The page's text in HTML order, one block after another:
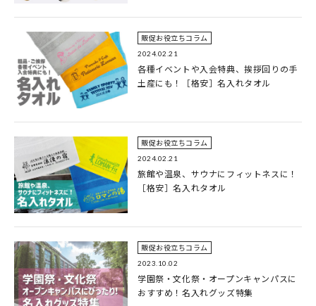
2024.02.21
販促お役立ちコラム
各種イベントや入会特典、挨拶回りの手
土産にも！［格安］名入れタオル
2024.02.21
販促お役立ちコラム
旅館や温泉、サウナにフィットネスに！
［格安］名入れタオル
2023.10.02
販促お役立ちコラム
学園祭・文化祭・オープンキャンパスに
おすすめ！名入れグッズ特集